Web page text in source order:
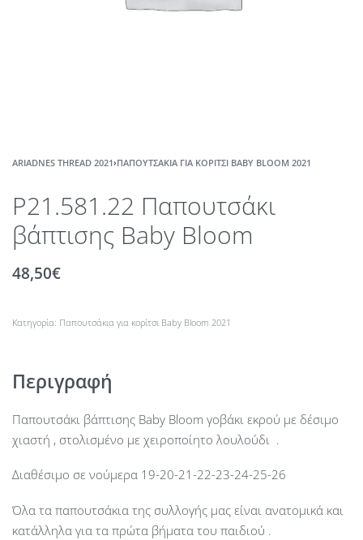
ARIADNES THREAD 2021›ΠΑΠΟΥΤΣΆΚΙΑ ΓΙΑ ΚΟΡΊΤΣΙ BABY BLOOM 2021
P21.581.22 Παπουτσάκι
βάπτισης Baby Bloom
48,50€
Κατηγορία: Παπουτσάκια για κορίτσι Baby Bloom 2021
Περιγραφή
Παπουτσάκι βάπτισης Baby Bloom γοβάκι εκρού με δέσιμο
χιαστή , στολισμένο με χειροποίητο λουλούδι .
Διαθέσιμο σε νούμερα 19-20-21-22-23-24-25-26
Όλα τα παπουτσάκια της συλλογής μας είναι ανατομικά και
κατάλληλα για τα πρώτα βήματα του παιδιού .